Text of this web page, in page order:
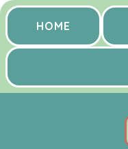
HOME